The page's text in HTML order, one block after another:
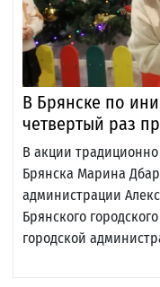
В Брянске по
четвертый раз
В акции традиционно
Брянска Марина
администрации
Брянского
городской